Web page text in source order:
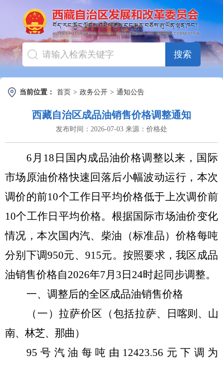
搜索
当前位置： 首页 > 政务公开 > 通知公告
西藏自治区成品油销售价格调整通知
发布时间： 2026-07-03 来源： 价格处
6 月 18 日国内成品油价格调整 以来，国际
市场原油价格快速回落后小幅波动运行 ，本次
调价的前10个工作日平均价格低于上次调价前
10个工作日平均价格。根据国际市场油价变化
情况，本次国内汽、柴油（标准品）价格每吨
分别 下调950元、 915元。 按照要求，我区成品
油销售价格自2026年7月 3 日 24时起同步调整。
一、调整后的全区成品油销售价格
（一）拉萨价区 （包括拉萨、日喀则、山
南、林芝、那曲）
95 号汽油每吨由 12423.56 元下调 为